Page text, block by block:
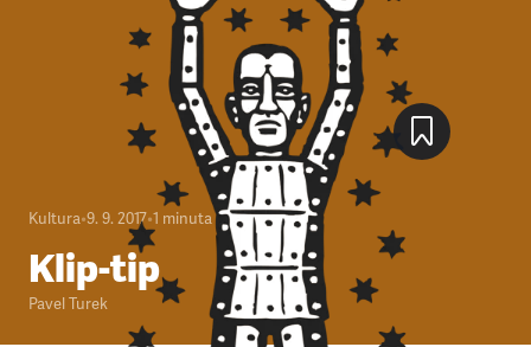
Kultura•9. 9. 2017•1 minuta
Klip-tip
Pavel Turek